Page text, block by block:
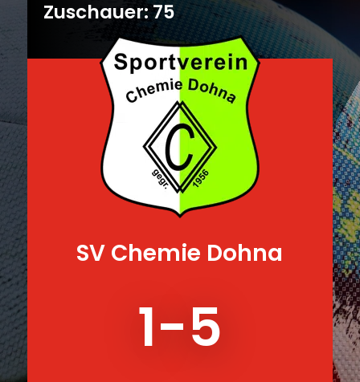
Zuschauer: 75
SV Chemie Dohna
1-5